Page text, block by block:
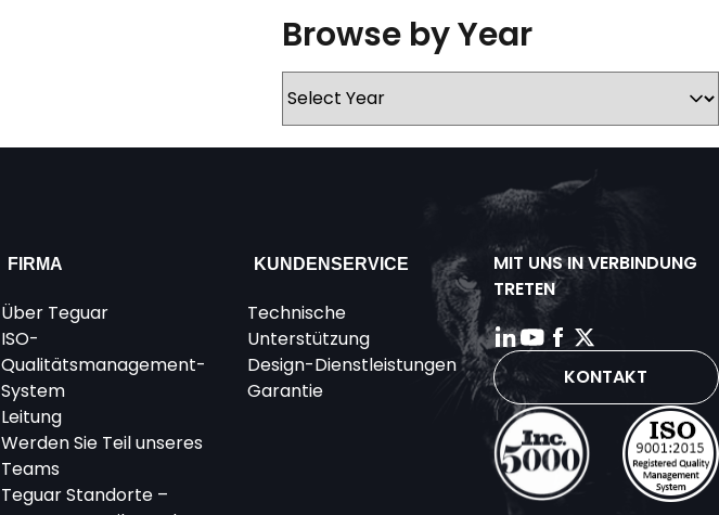
Browse by Year
FIRMA
Über Teguar
ISO-
Qualitätsmanagement-
System
Leitung
Werden Sie Teil unseres
Teams
Teguar Standorte –
KUNDENSERVICE
Technische
Unterstützung
Design-Dienstleistungen
Garantie
MIT UNS IN VERBINDUNG
TRETEN
KONTAKT